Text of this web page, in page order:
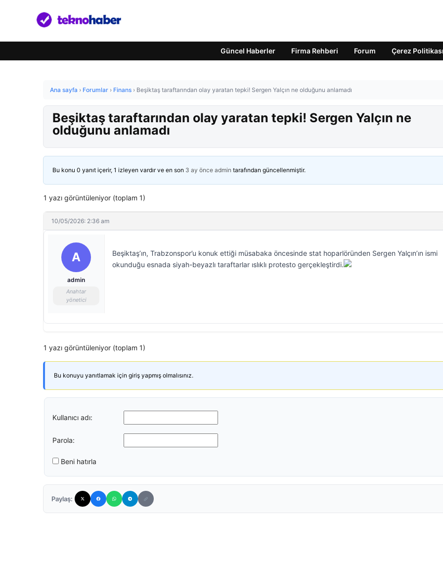
Güncel Haberler Firma Rehberi Forum Çerez Politikası
Ana sayfa › Forumlar › Finans › Beşiktaş taraftarından olay yaratan tepki! Sergen Yalçın ne olduğunu anlamadı
Beşiktaş taraftarından olay yaratan tepki! Sergen Yalçın ne
olduğunu anlamadı
Bu konu 0 yanıt içerir, 1 izleyen vardır ve en son 3 ay önce admin tarafından güncellenmiştir.
1 yazı görüntüleniyor (toplam 1)
10/05/2026: 2:36 am
A
admin
Anahtar
yönetici
Beşiktaş’ın, Trabzonspor’u konuk ettiği müsabaka öncesinde stat hoparlöründen Sergen Yalçın’ın ismi
okunduğu esnada siyah-beyazlı taraftarlar ıslıklı protesto gerçekleştirdi.
1 yazı görüntüleniyor (toplam 1)
Bu konuyu yanıtlamak için giriş yapmış olmalısınız.
Kullanıcı adı:
Parola:
Beni hatırla
Paylaş: